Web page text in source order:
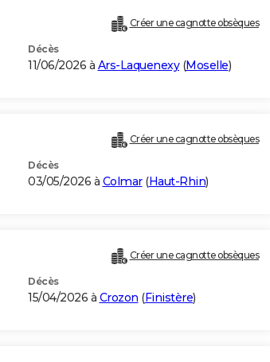
Créer une cagnotte obsèques
Décès
11/06/2026 à Ars-Laquenexy(Moselle)
Créer une cagnotte obsèques
Décès
03/05/2026 à Colmar(Haut-Rhin)
Créer une cagnotte obsèques
Décès
15/04/2026 à Crozon (Finistère)